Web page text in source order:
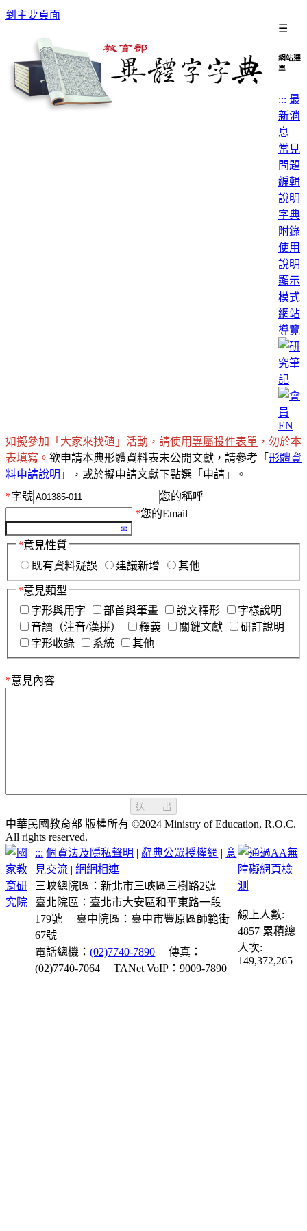
到主要頁面
☰
網站選
單
::: 最
新消
息
常見
問題
編輯
說明
字典
附錄
使用
說明
顯示
模式
網站
導覽
EN
如擬參加「大家來找碴」活動，請使用專屬投件表單 ，勿於本
表填寫。 欲申請本典形體資料表未公開文獻，請參考「 形體資
料申請說明 」，或於擬申請文獻下點選「申請」。
*字號
您的稱呼
*您的Email
*意見性質
既有資料疑誤
建議新增 其他
*意見類型
字形與用字
部首與筆畫 說文釋形
字樣說明
音讀（注音/漢拼）
釋義 關鍵文獻
研訂說明
字形收錄
系統 其他
*意見內容
送 出
中華民國教育部 版權所有 ©2024 Ministry of Education, R.O.C.
All rights reserved.
::: 個資法及隱私聲明 | 辭典公眾授權網 | 意
見交流 |網網相連
三峽總院區：新北市三峽區三樹路2號
臺北院區：臺北市大安區和平東路一段
179號
臺中院區：臺中市豐原區師範街
67號
電話總機：(02)7740-7890
傳真：
(02)7740-7064
TANet VoIP：9009-7890
線上人數:
4857 累積總
人次:
149,372,265